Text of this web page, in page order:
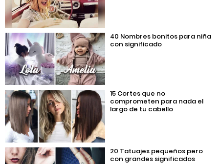
40 Nombres bonitos para niña
con significado
15 Cortes que no
comprometen para nada el
largo de tu cabello
20 Tatuajes pequeños pero
con grandes significados